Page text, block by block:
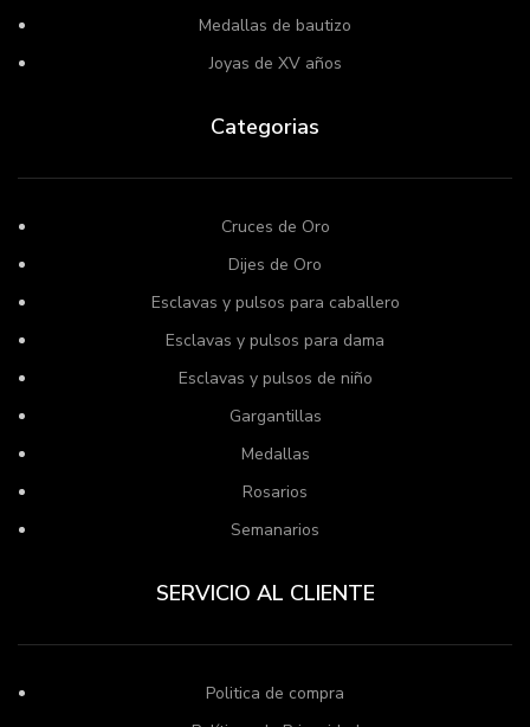
Medallas de bautizo
Joyas de XV años
Categorias
Cruces de Oro
Dijes de Oro
Esclavas y pulsos para caballero
Esclavas y pulsos para dama
Esclavas y pulsos de niño
Gargantillas
Medallas
Rosarios
Semanarios
SERVICIO AL CLIENTE
Politica de compra